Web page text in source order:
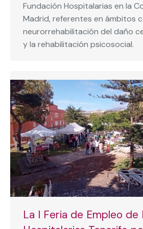
Fundación Hospitalarias en la
Madrid, referentes en ámbitos
neurorrehabilitación del daño
y la rehabilitación psicosocial.
La I Feria de Empleo de